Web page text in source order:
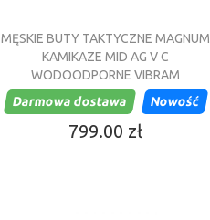
MĘSKIE BUTY TAKTYCZNE MAGNUM
KAMIKAZE MID AG V C
WODOODPORNE VIBRAM
Darmowa dostawa
Nowość
799.00 zł